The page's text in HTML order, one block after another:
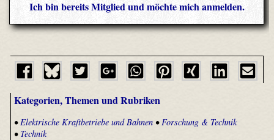
Ich bin bereits Mitglied und möchte mich anmelden.
Kategorien, Themen und Rubriken
• Elektrische Kraftbetriebe und Bahnen• Forschung & Technik
• Technik